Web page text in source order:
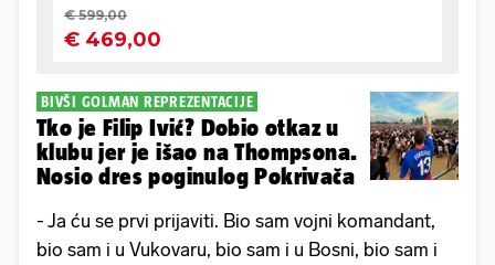
BIVŠI GOLMAN REPREZENTACIJE
Tko je Filip Ivić? Dobio otkaz u
klubu jer je išao na Thompsona.
Nosio dres poginulog Pokrivača
- Ja ću se prvi prijaviti. Bio sam vojni komandant,
bio sam i u Vukovaru, bio sam i u Bosni, bio sam i